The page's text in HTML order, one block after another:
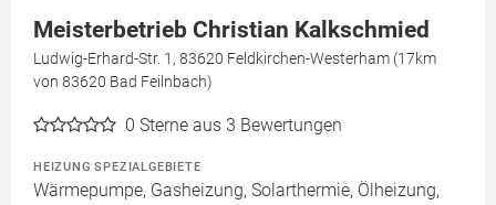
Meisterbetrieb Christian Kalkschmied
Ludwig-Erhard-Str. 1, 83620 Feldkirchen-Westerham (17km
von 83620 Bad Feilnbach)
0 Sterne aus 3 Bewertungen
HEIZUNG SPEZIALGEBIETE
Wärmepumpe, Gasheizung, Solarthermie, Ölheizung,